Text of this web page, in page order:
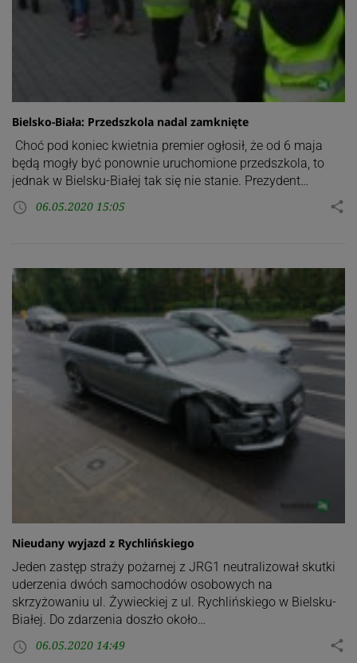
Bielsko-Biała: Przedszkola nadal zamknięte
Choć pod koniec kwietnia premier ogłosił, że od 6 maja
będą mogły być ponownie uruchomione przedszkola, to
jednak w Bielsku-Białej tak się nie stanie. Prezydent…
access_time 06.05.2020 15:05 share
Nieudany wyjazd z Rychlińskiego
Jeden zastęp straży pożarnej z JRG1 neutralizował skutki
uderzenia dwóch samochodów osobowych na
skrzyżowaniu ul. Żywieckiej z ul. Rychlińskiego w Bielsku-
Białej. Do zdarzenia doszło około…
access_time 06.05.2020 14:49 share